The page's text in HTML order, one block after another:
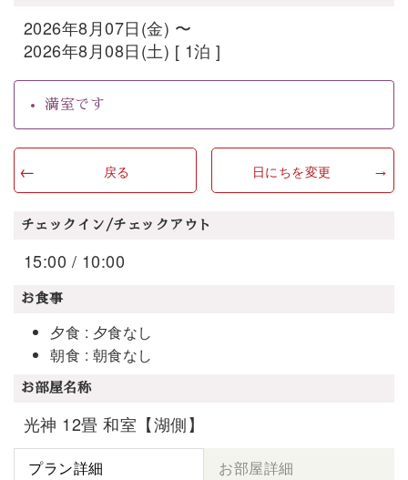
2026年8月07日(金) 〜
2026年8月08日(土) [ 1泊 ]
満室です
戻る 日にちを変更
チェックイン/チェックアウト
15:00 / 10:00
お食事
夕食 : 夕食なし
朝食 : 朝食なし
お部屋名称
光神 12畳 和室【湖側】
プラン詳細 お部屋詳細